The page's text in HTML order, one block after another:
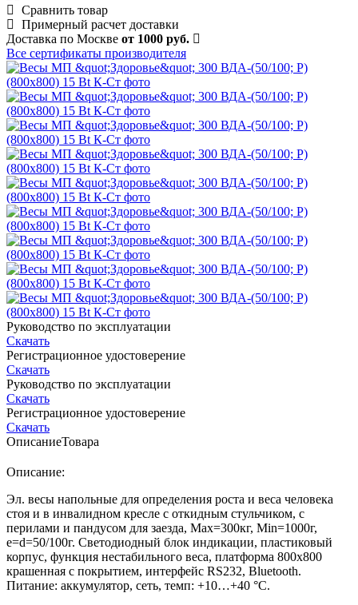
Сравнить товар
Примерный расчет доставки
Доставка по Москве от 1000 руб.
Все сертификаты производителя
Руководство по эксплуатации
Скачать
Регистрационное удостоверение
Скачать
Руководство по эксплуатации
Скачать
Регистрационное удостоверение
Скачать
ОписаниеТовара
Описание:
Эл. весы напольные для определения роста и веса человека
стоя и в инвалидном кресле с откидным стульчиком, с
перилами и пандусом для заезда, Мах=300кг, Min=1000г,
e=d=50/100г. Светодиодный блок индикации, пластиковый
корпус, функция нестабильного веса, платформа 800х800
крашенная с покрытием, интерфейс RS232, Bluetooth.
Питание: аккумулятор, сеть, темп: +10…+40 °C.